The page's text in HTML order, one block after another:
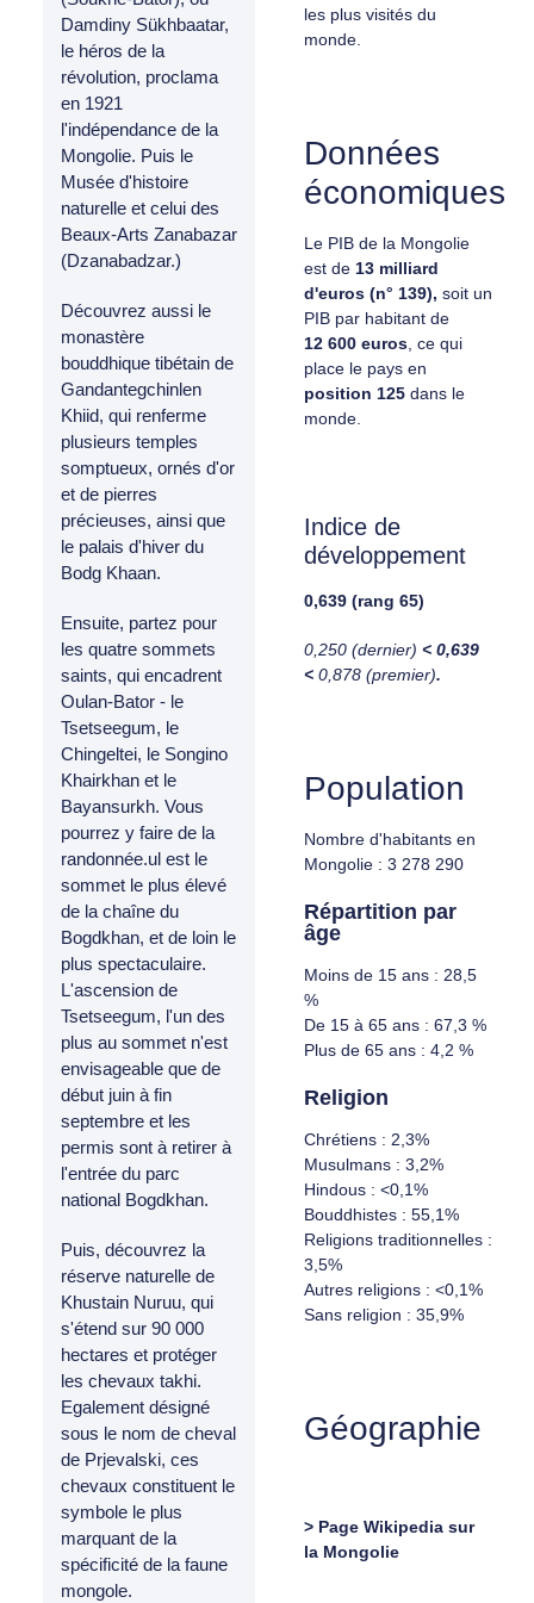
Damdiny Sükhbaatar,
le héros de la
révolution, proclama
en 1921
l'indépendance de la
Mongolie. Puis le
Musée d'histoire
naturelle et celui des
Beaux-Arts Zanabazar
(Dzanabadzar.)
Découvrez aussi le
monastère
bouddhique tibétain de
Gandantegchinlen
Khiid, qui renferme
plusieurs temples
somptueux, ornés d'or
et de pierres
précieuses, ainsi que
le palais d'hiver du
Bodg Khaan.
Ensuite, partez pour
les quatre sommets
saints, qui encadrent
Oulan-Bator - le
Tsetseegum, le
Chingeltei, le Songino
Khairkhan et le
Bayansurkh. Vous
pourrez y faire de la
randonnée.ul est le
sommet le plus élevé
de la chaîne du
Bogdkhan, et de loin le
plus spectaculaire.
L'ascension de
Tsetseegum, l'un des
plus au sommet n'est
envisageable que de
début juin à fin
septembre et les
permis sont à retirer à
l'entrée du parc
national Bogdkhan.
Puis, découvrez la
réserve naturelle de
Khustain Nuruu, qui
s'étend sur 90 000
hectares et protéger
les chevaux takhi.
Egalement désigné
sous le nom de cheval
de Prjevalski, ces
chevaux constituent le
symbole le plus
marquant de la
spécificité de la faune
mongole.
les plus visités du
monde.
Données
économiques
Le PIB de la Mongolie
est de 13 milliard
d'euros (n° 139), soit un
PIB par habitant de
12 600 euros , ce qui
place le pays en
position 125 dans le
monde.
Indice de
développement
0,639 (rang 65)
0,250 (dernier) < 0,639
< 0,878 (premier).
Population
Nombre d'habitants en
Mongolie : 3 278 290
Répartition par
âge
Moins de 15 ans : 28,5
%
De 15 à 65 ans : 67,3 %
Plus de 65 ans : 4,2 %
Religion
Chrétiens : 2,3%
Musulmans : 3,2%
Hindous : <0,1%
Bouddhistes : 55,1%
Religions traditionnelles :
3,5%
Autres religions : <0,1%
Sans religion : 35,9%
Géographie
> Page Wikipedia sur
la Mongolie